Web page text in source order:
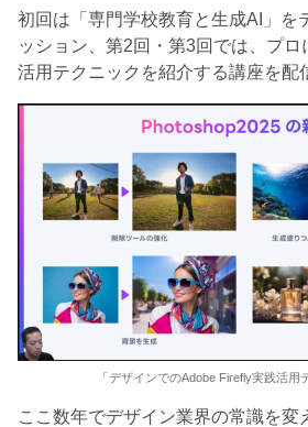
初回は「専門学校教育と生成AI」を
ッション、第2回・第3回では、プロ
活用テクニックを紹介する講座を配
「デザインでのAdobe Firefly実践活用
ここ数年でデザイン業界の常識を変